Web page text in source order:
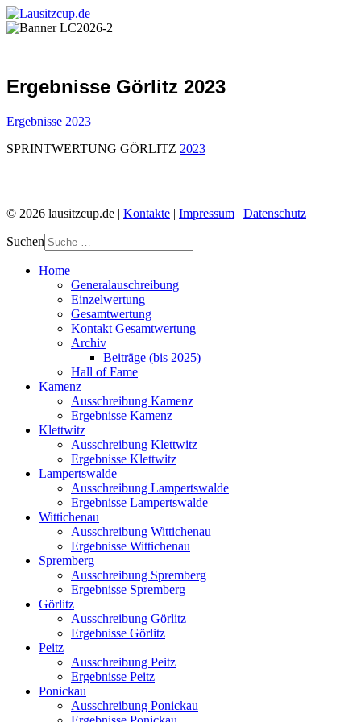
Ergebnisse Görlitz 2023
Ergebnisse 2023
SPRINTWERTUNG GÖRLITZ 2023
© 2026 lausitzcup.de | Kontakte | Impressum | Datenschutz
Suchen
Home
Generalauschreibung
Einzelwertung
Gesamtwertung
Kontakt Gesamtwertung
Archiv
Beiträge (bis 2025)
Hall of Fame
Kamenz
Ausschreibung Kamenz
Ergebnisse Kamenz
Klettwitz
Ausschreibung Klettwitz
Ergebnisse Klettwitz
Lampertswalde
Ausschreibung Lampertswalde
Ergebnisse Lampertswalde
Wittichenau
Ausschreibung Wittichenau
Ergebnisse Wittichenau
Spremberg
Ausschreibung Spremberg
Ergebnisse Spremberg
Görlitz
Ausschreibung Görlitz
Ergebnisse Görlitz
Peitz
Ausschreibung Peitz
Ergebnisse Peitz
Ponickau
Ausschreibung Ponickau